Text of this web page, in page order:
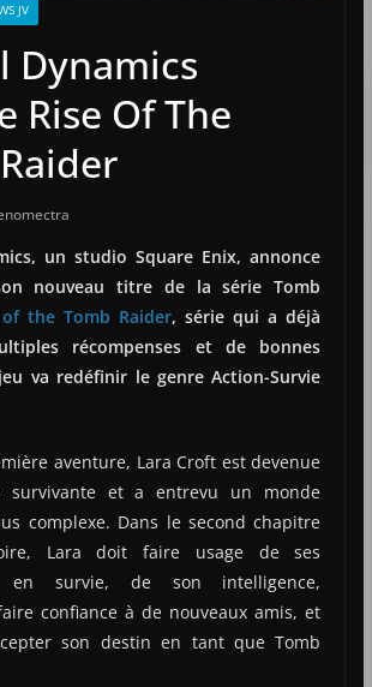
JV
Dynamics
Rise Of The
un studio Square Enix, annonce
nouveau titre de la série Tomb
of the Tomb Raider, série qui a déjà
récompenses et de bonnes
va redéfinir le genre Action-Survie
aventure, Lara Croft est devenue
survivante et a entrevu un monde
complexe. Dans le second chapitre
Lara doit faire usage de ses
en survie, de son intelligence,
confiance à de nouveaux amis, et
son destin en tant que Tomb